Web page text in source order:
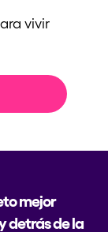
vivir
mejor
detrás de la